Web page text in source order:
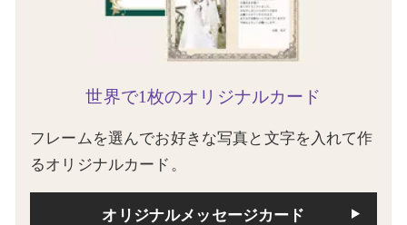
世界で1枚のオリジナルカード
フレームを選んでお好きな写真と文字を入れて作
るオリジナルカード。
オリジナルメッセージカード